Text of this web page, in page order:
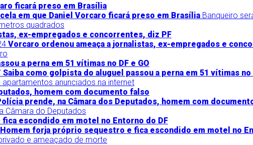
em que Daniel Vorcaro ficará preso em Brasília Banqueiro
quadrados
Vorcaro ordenou ameaça a jornalistas, ex-empregados e
Saiba como golpista do aluguel passou a perna em 51 vítimas no
anunciados na internet
prende, na Câmara dos Deputados, homem com
Câmara do Deputados
Homem forja próprio sequestro e fica escondido em motel no
e ameaçado de morte